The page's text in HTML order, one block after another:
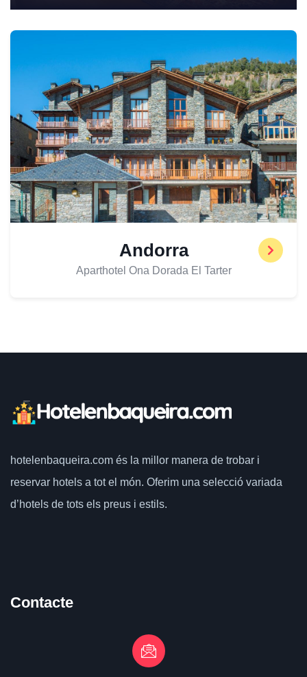
Andorra
Aparthotel Ona Dorada El Tarter
hotelenbaqueira.com és la millor manera de trobar i
reservar hotels a tot el món. Oferim una selecció variada
d’hotels de tots els preus i estils.
Contacte